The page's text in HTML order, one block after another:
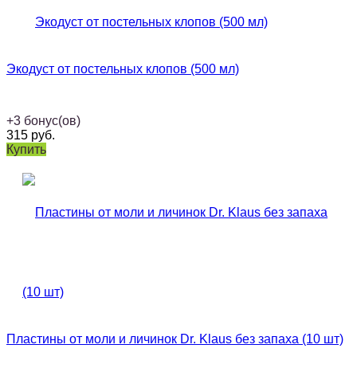
Экодуст от постельных клопов (500 мл)
+3 бонус(ов)
315 руб.
Купить
Пластины от моли и личинок Dr. Klaus без запаха (10 шт)